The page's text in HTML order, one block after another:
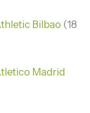
Bilbao 18
Madrid